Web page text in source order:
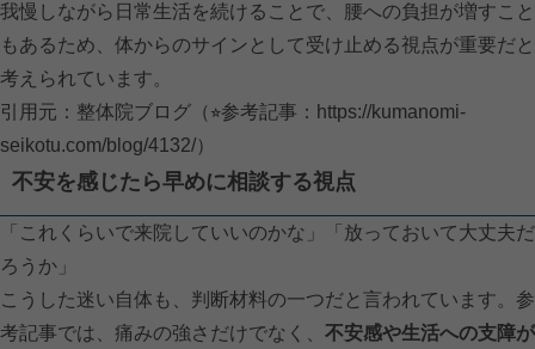
我慢しながら日常生活を続けることで、腰への負担が増すこと
もあるため、体からのサインとして受け止める視点が重要だと
考えられています。
引用元：整体院ブログ（⭐︎参考記事： https://kumanomi-
seikotu.com/blog/4132/）
不安を感じたら早めに相談する視点
「これくらいで来院していいのかな」「放っておいて大丈夫だ
ろうか」
こうした迷い自体も、判断材料の一つだと言われています。参
考記事では、痛みの強さだけでなく、 不安感や生活への支障が